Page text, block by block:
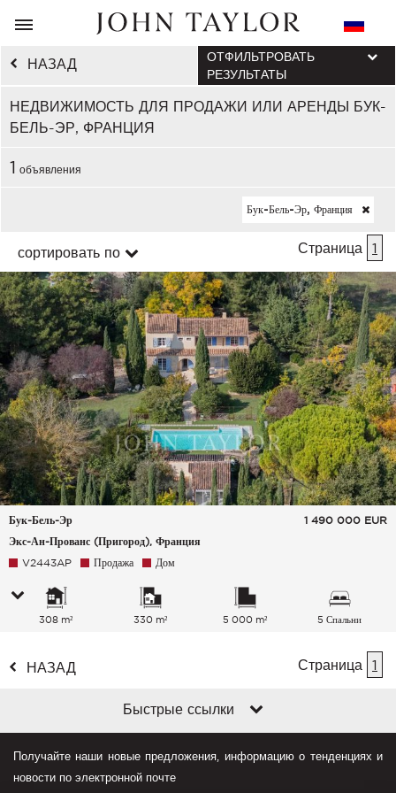
НАЗАД
НЕДВИЖИМОСТЬ ДЛЯ ПРОДАЖИ ИЛИ АРЕНДЫ БУК-
БЕЛЬ-ЭР, ФРАНЦИЯ
ОТФИЛЬТРОВАТЬ
РЕЗУЛЬТАТЫ
1 объявления
Бук-Бель-Эр, Франция
сортировать по Страница 1
Бук-Бель-Эр
Экс-Ан-Прованс (Пригород), Франция
1 490 000 EUR
V2443AP Продажа Дом
308 m² 330 m² 5 000 m² 5 Спальни
НАЗАД Страница 1
Быстрые ссылки
Получайте наши новые предложения, информацию о тенденциях и
новости по электронной почте